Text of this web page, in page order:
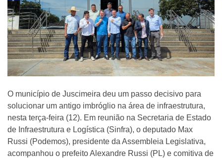
O município de Juscimeira deu um passo decisivo para
solucionar um antigo imbróglio na área de infraestrutura,
nesta terça-feira (12). Em reunião na Secretaria de Estado
de Infraestrutura e Logística (Sinfra), o deputado Max
Russi (Podemos), presidente da Assembleia Legislativa,
acompanhou o prefeito Alexandre Russi (PL) e comitiva de